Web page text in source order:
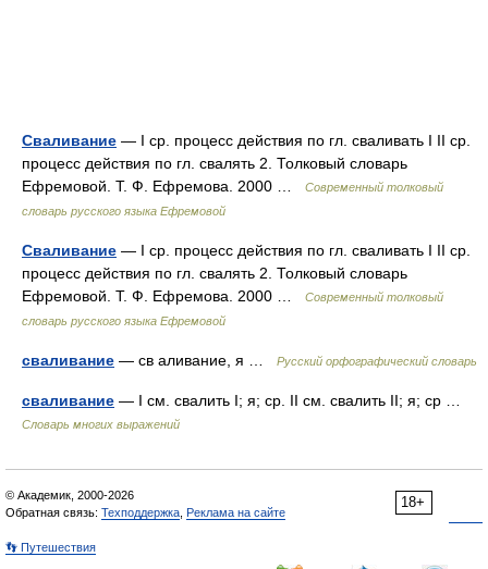
Сваливание — I ср. процесс действия по гл. сваливать I II ср.
процесс действия по гл. свалять 2. Толковый словарь
Ефремовой. Т. Ф. Ефремова. 2000 …
Современный толковый
словарь русского языка Ефремовой
Сваливание — I ср. процесс действия по гл. сваливать I II ср.
процесс действия по гл. свалять 2. Толковый словарь
Ефремовой. Т. Ф. Ефремова. 2000 …
Современный толковый
словарь русского языка Ефремовой
сваливание — св аливание, я … Русский орфографический словарь
сваливание — I см. свалить I; я; ср. II см. свалить II; я; ср …
Словарь многих выражений
18+
© Академик, 2000-2026
Обратная связь: Техподдержка Реклама на сайте
👣 Путешествия